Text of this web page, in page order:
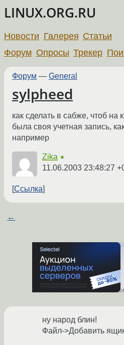
LINUX.ORG.RU
Новости Галерея Статьи
Форум Опросы Трекер
Форум — General
sylpheed
как сделать в сабже, чтоб
была своя учетная запись,
например
Zika ★
11.06.2003 23:48:27
Ссылка
←
ну народ блин!
Файл->Добавить